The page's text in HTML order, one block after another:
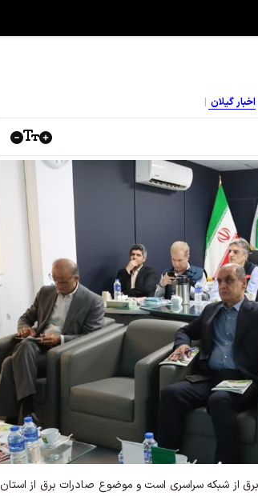
اخبار گیلان
از شبکه سراسری است و موضوع صادرات برق از استان